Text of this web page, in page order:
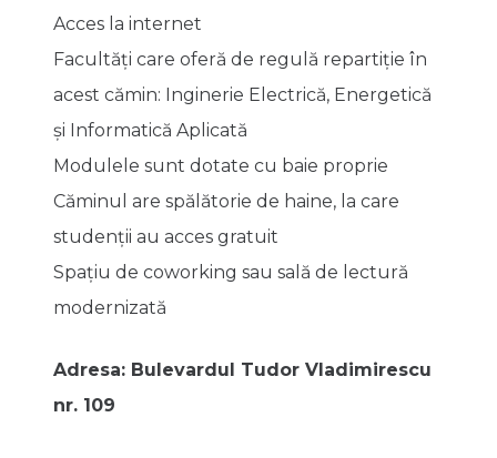
Acces la internet
Facultăți care oferă de regulă repartiție în
acest cămin: Inginerie Electrică, Energetică
şi Informatică Aplicată
Modulele sunt dotate cu baie proprie
Căminul are spălătorie de haine, la care
studenții au acces gratuit
Spațiu de coworking sau sală de lectură
modernizată
Adresa: Bulevardul Tudor Vladimirescu
nr. 109